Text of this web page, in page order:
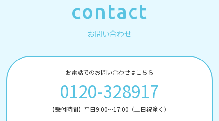
contact
お問い合わせ
お電話でのお問い合わせはこちら
0120-328917
【受付時間】平日9:00～17:00（土日祝除く）